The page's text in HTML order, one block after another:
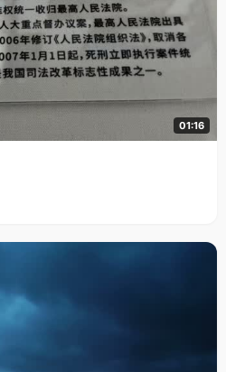
01:16